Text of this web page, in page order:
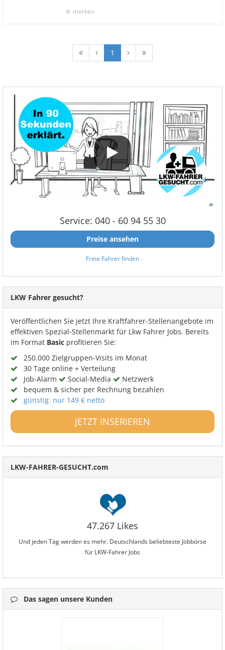
merken
1
Service: 040 - 60 94 55 30
Preise ansehen
Freie Fahrer finden
LKW Fahrer gesucht?
Veröffentlichen Sie jetzt Ihre Kraftfahrer-Stellenangebote im
effektiven Spezial-Stellenmarkt für Lkw Fahrer Jobs. Bereits
im Format Basic profitieren Sie:
250.000 Zielgruppen-Visits im Monat
30 Tage online + Verteilung
Job-Alarm
Social-Media
Netzwerk
bequem & sicher per Rechnung bezahlen
günstig: nur 149 € netto
JETZT INSERIEREN
LKW-FAHRER-GESUCHT.com
47.267 Likes
Und jeden Tag werden es mehr. Deutschlands beliebteste Jobbörse
für LKW-Fahrer Jobs
Das sagen unsere Kunden